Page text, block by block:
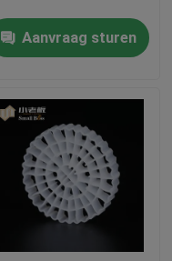
Aanvraag sturen